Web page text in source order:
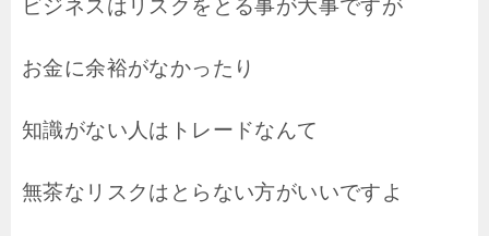
ビジネスはリスクをとる事が大事ですが
お金に余裕がなかったり
知識がない人はトレードなんて
無茶なリスクはとらない方がいいですよ